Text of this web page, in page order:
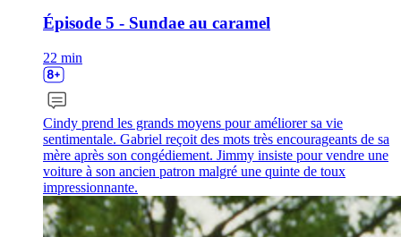
Épisode 5 - Sundae au caramel
22 min
Cindy prend les grands moyens pour améliorer sa vie
sentimentale. Gabriel reçoit des mots très encourageants de sa
mère après son congédiement. Jimmy insiste pour vendre une
voiture à son ancien patron malgré une quinte de toux
impressionnante.